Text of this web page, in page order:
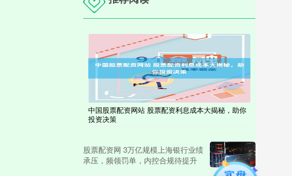
中国股票配资网站 股票配资利息成本大揭秘，助你
投资决策
股票配资网 3万亿规模上海银行业绩
承压，频领罚单，内控合规待提升